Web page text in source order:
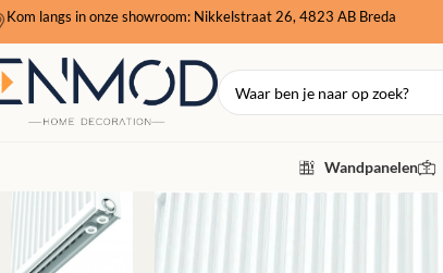
Kom langs in onze showroom: Nikkelstraat 26, 4823 AB Breda
Wandpanelen